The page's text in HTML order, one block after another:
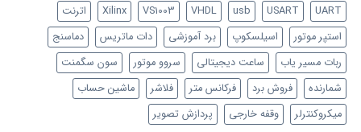
UART
USART
usb
VHDL
VS1003
Xilinx
اترنت
استپر موتور
اسیلسکوپ برد آموزشی دات ماتریس
دماسنج
ربات مسیر یاب
ساعت دیجیتالی سروو موتور
سون سگمنت
شمارنده
فروش برد فرکانس متر فلاشر
ماشین حساب
میکروکنترلر
وقفه خارجی پردازش تصویر